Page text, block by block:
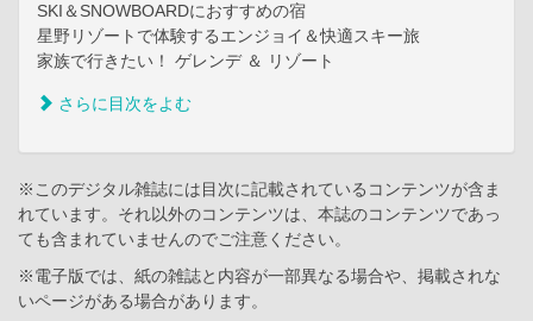
SKI＆SNOWBOARDにおすすめの宿
星野リゾートで体験するエンジョイ＆快適スキー旅
家族で行きたい！ ゲレンデ ＆ リゾート
さらに目次をよむ
※このデジタル雑誌には目次に記載されているコンテンツが含ま
れています。それ以外のコンテンツは、本誌のコンテンツであっ
ても含まれていませんのでご注意ください。
※電子版では、紙の雑誌と内容が一部異なる場合や、掲載されな
いページがある場合があります。